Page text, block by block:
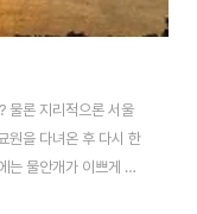
물론 지리적으론 서울
원을 다녀온 후 다시 한
는 물안개가 이쁘게 피
이고 있다. 날이 밝아